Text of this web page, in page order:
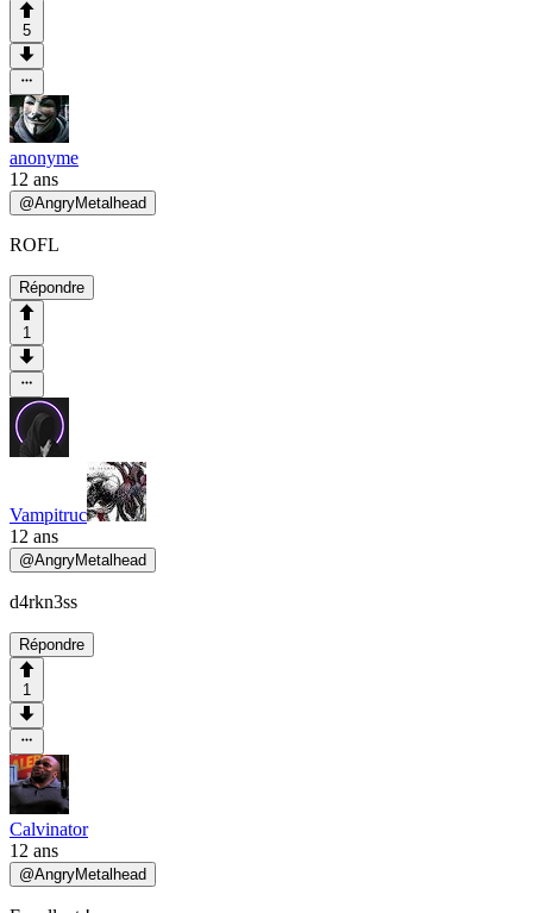
5
anonyme
12 ans
@AngryMetalhead
ROFL
Répondre
1
Vampitruc
12 ans
@AngryMetalhead
d4rkn3ss
Répondre
1
Calvinator
12 ans
@AngryMetalhead